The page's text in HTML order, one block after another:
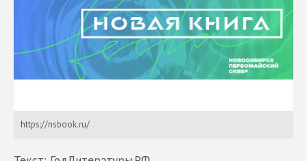
https://nsbook.ru/